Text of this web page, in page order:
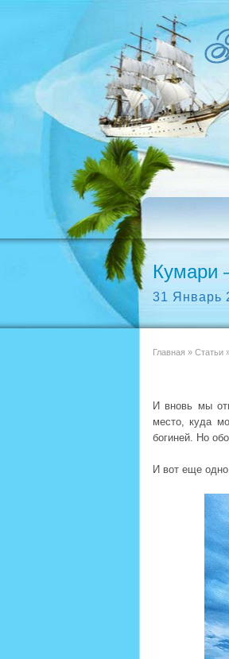
Кумари
31 Январь
Главная » Статьи
И вновь мы
место, куда
богиней. Но
И вот еще